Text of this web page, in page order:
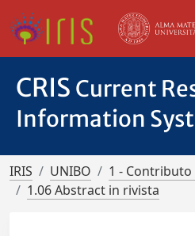
CRIS Current
Information
IRIS UNIBO
1 -
1.06 Abstract in rivista